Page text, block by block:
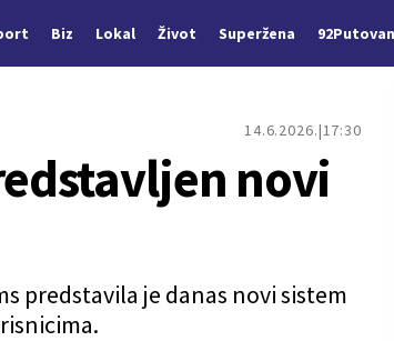
Biz Lokal Život Superžena
14.6.2026. 17:30
novi
predstavila je danas novi sistem